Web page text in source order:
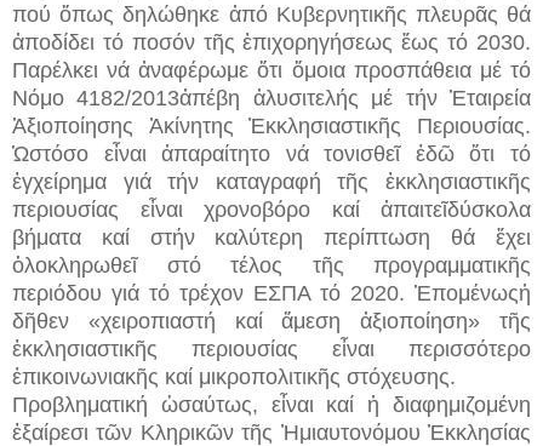
πού ὅπως δηλώθηκε ἀπό Κυβερνητικῆς πλευρᾶς θά
ἀποδίδει τό ποσόν τῆς ἐπιχορηγήσεως ἕως τό 2030.
Παρέλκει νά ἀναφέρωμε ὅτι ὅμοια προσπάθεια μέ τό
Νόμο 4182/2013ἀπέβη ἀλυσιτελής μέ τήν Ἑταιρεία
Ἀξιοποίησης Ἀκίνητης Ἐκκλησιαστικῆς Περιουσίας.
Ὡστόσο εἶναι ἀπαραίτητο νά τονισθεῖ ἐδῶ ὅτι τό
ἐγχείρημα γιά τήν καταγραφή τῆς ἐκκλησιαστικῆς
περιουσίας εἶναι χρονοβόρο καί ἀπαιτεῖδύσκολα
βήματα καί στήν καλύτερη περίπτωση θά ἔχει
ὁλοκληρωθεῖ στό τέλος τῆς προγραμματικῆς
περιόδου γιά τό τρέχον ΕΣΠΑ τό 2020. Ἑπομένωςἡ
δῆθεν «χειροπιαστή καί ἄμεση ἀξιοποίηση» τῆς
ἐκκλησιαστικῆς περιουσίας εἶναι περισσότερο
ἐπικοινωνιακῆς καί μικροπολιτικῆς στόχευσης.
Προβληματική ὡσαύτως, εἶναι καί ἡ διαφημιζομένη
ἐξαίρεσι τῶν Κληρικῶν τῆς Ἠμιαυτονόμου Ἐκκλησίας